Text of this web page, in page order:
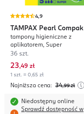
4,9
TAMPAX Pearl Compak
tampony higieniczne z
aplikatorem, Super
36 szt.
23,49 zł
1 szt. = 0,65 zł
Najniższa cena: 34,99 zł
Niedostępny online
Sprawdź dostępność w